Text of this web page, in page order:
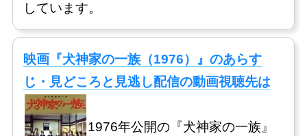
しています。
映画『犬神家の一族（1976）』のあらす
じ・見どころと見逃し配信の動画視聴先は
1976年公開の『犬神家の一族』